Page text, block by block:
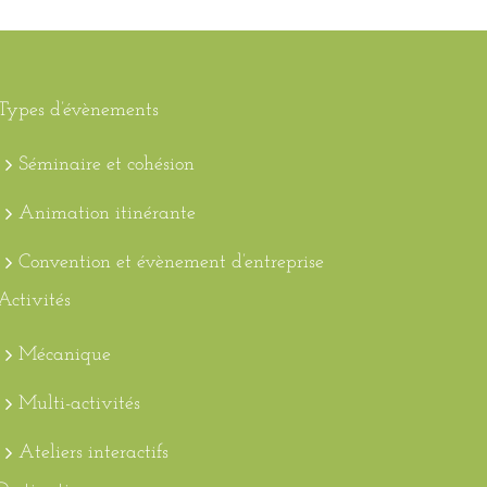
d’évènements
Séminaire et cohésion
Animation itinérante
Convention et évènement d’entreprise
Mécanique
Multi-activités
Ateliers interactifs